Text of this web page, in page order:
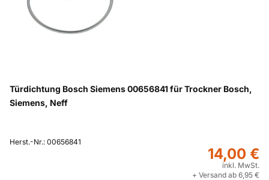
Türdichtung Bosch Siemens 00656841 für Trockner Bosch,
Siemens, Neff
Herst.-Nr.: 00656841
14,00 €
inkl. MwSt.
+ Versand ab 6,95 €